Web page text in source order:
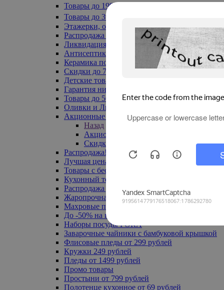
Товары до 199₽
Товары до 399₽
Этажерки, обувницы
Распродажа текстиля до -50%
Ликвидация до -70%
Антисептики
Керамика по 129 руб
Скидки до 70%
Детские товары
Гарантия низкой цены
Товары до 500 руб
Оливки и Лимоны
Акционные товары
Назад
Акционные товары
Скидка 20% по промокоду
Распродажа! Ульяновск до -70%
Лучшая цена
Товары с бесплатной доставкой
Кухонный текстиль
Распродажа до -50%
Жаропрочная посуда
Махровые полотенца
До -50% на ковры
Наборы посуды FORA
Заварочные чайники с бамбуковой крышкой
Флисовые пледы от 299 рублей
Кружки 249 рублей
Пледы от 1499 рублей
Промо товары
Простыни от 799 рублей
Полотенце кухонное от 69 рублей